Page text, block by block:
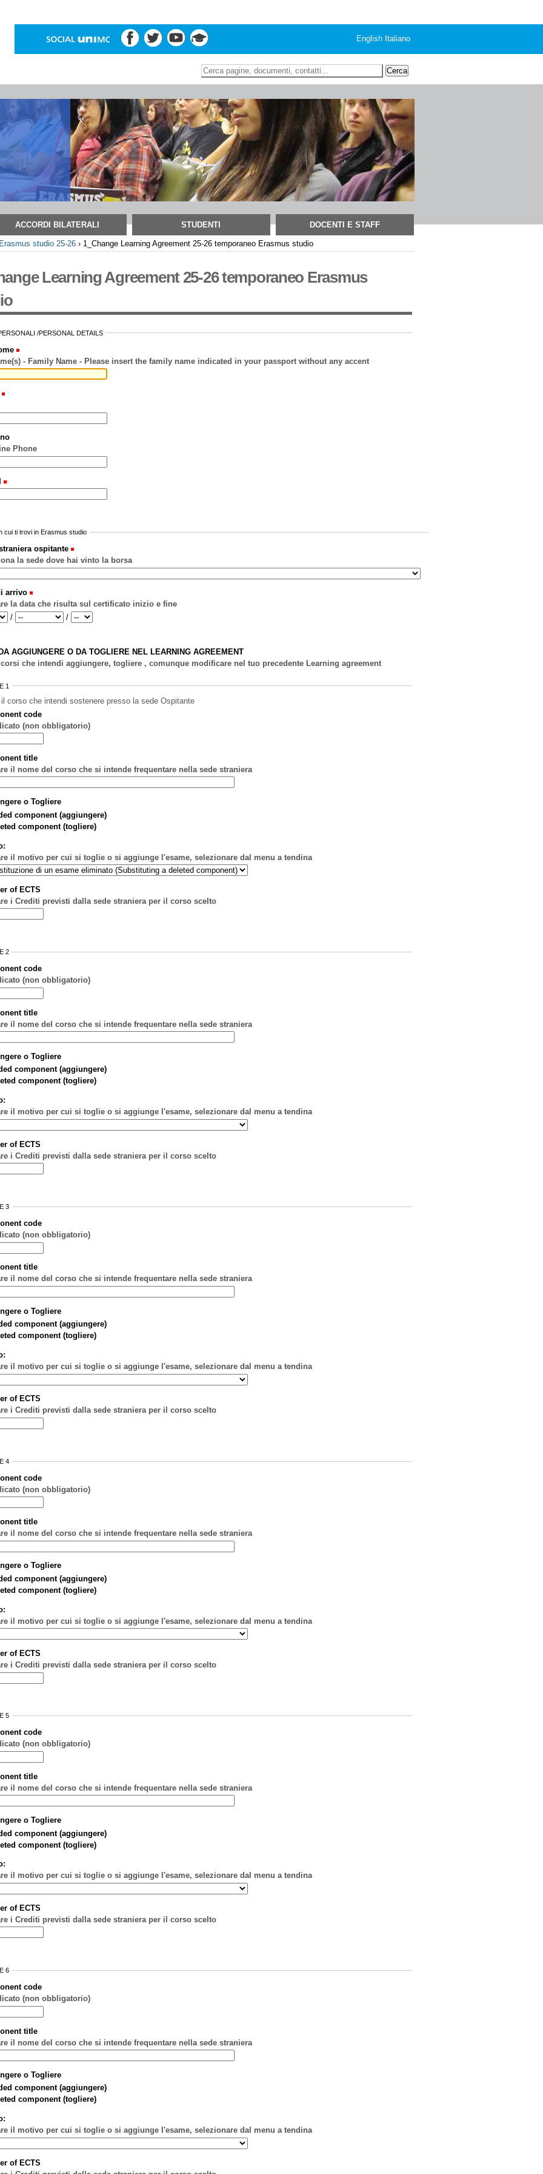
English Italiano
Inserire il termine di ricerca
ACCORDI BILATERALI STUDENTI DOCENTI E STAFF
studio 25-26 › 1_Change Learning Agreement 25-26 temporaneo Erasmus studio
Learning Agreement 25-26 temporaneo Erasmus
/PERSONAL DETAILS
Surname(s) - Family Name - Please insert the family name indicated in your passport without any accent
Phone
cui ti trovi in Erasmus studio
ospitante
la sede dove hai vinto la borsa
arrivo
la data che risulta sul certificato inizio e fine
/ /
AGGIUNGERE O DA TOGLIERE NEL LEARNING AGREEMENT
corsi che intendi aggiungere, togliere , comunque modificare nel tuo precedente Learning agreement
1
il corso che intendi sostenere presso la sede Ospitante
code
(non obbligatorio)
title
il nome del corso che si intende frequentare nella sede straniera
o Togliere
component (aggiungere)
component (togliere)
il motivo per cui si toglie o si aggiunge l'esame, selezionare dal menu a tendina
of ECTS
i Crediti previsti dalla sede straniera per il corso scelto
2
code
(non obbligatorio)
title
il nome del corso che si intende frequentare nella sede straniera
o Togliere
component (aggiungere)
component (togliere)
il motivo per cui si toglie o si aggiunge l'esame, selezionare dal menu a tendina
of ECTS
i Crediti previsti dalla sede straniera per il corso scelto
3
code
(non obbligatorio)
title
il nome del corso che si intende frequentare nella sede straniera
o Togliere
component (aggiungere)
component (togliere)
il motivo per cui si toglie o si aggiunge l'esame, selezionare dal menu a tendina
of ECTS
i Crediti previsti dalla sede straniera per il corso scelto
4
code
(non obbligatorio)
title
il nome del corso che si intende frequentare nella sede straniera
o Togliere
component (aggiungere)
component (togliere)
il motivo per cui si toglie o si aggiunge l'esame, selezionare dal menu a tendina
of ECTS
i Crediti previsti dalla sede straniera per il corso scelto
5
code
(non obbligatorio)
title
il nome del corso che si intende frequentare nella sede straniera
o Togliere
component (aggiungere)
component (togliere)
il motivo per cui si toglie o si aggiunge l'esame, selezionare dal menu a tendina
of ECTS
i Crediti previsti dalla sede straniera per il corso scelto
6
code
(non obbligatorio)
title
il nome del corso che si intende frequentare nella sede straniera
o Togliere
component (aggiungere)
component (togliere)
il motivo per cui si toglie o si aggiunge l'esame, selezionare dal menu a tendina
of ECTS